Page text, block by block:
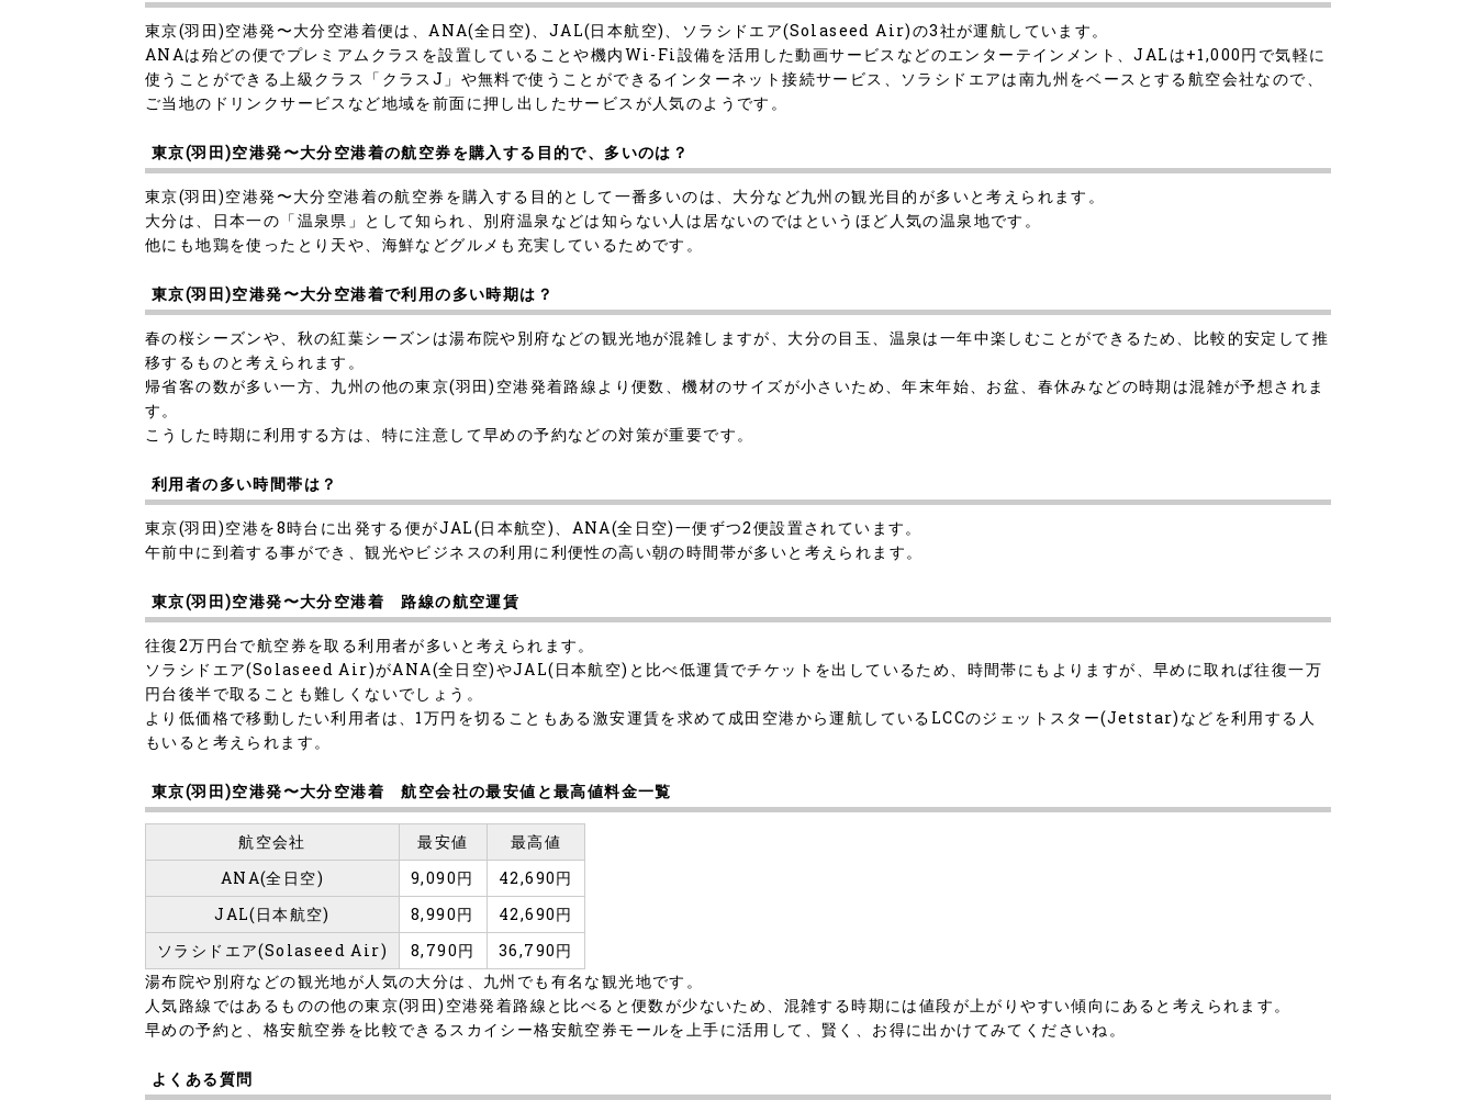
東京(羽田)空港発〜大分空港着便は、ANA(全日空)、JAL(日本航空)、ソラシドエア(Solaseed Air)の3社が運航しています。
ANAは殆どの便でプレミアムクラスを設置していることや機内Wi-Fi設備を活用した動画サービスなどのエンターテインメント、JALは+1,000円で気軽に
使うことができる上級クラス「クラスJ」や無料で使うことができるインターネット接続サービス、ソラシドエアは南九州をベースとする航空会社なので、
ご当地のドリンクサービスなど地域を前面に押し出したサービスが人気のようです。
東京(羽田)空港発〜大分空港着の航空券を購入する目的で、多いのは？
東京(羽田)空港発〜大分空港着の航空券を購入する目的として一番多いのは、大分など九州の観光目的が多いと考えられます。
大分は、日本一の「温泉県」として知られ、別府温泉などは知らない人は居ないのではというほど人気の温泉地です。
他にも地鶏を使ったとり天や、海鮮などグルメも充実しているためです。
東京(羽田)空港発〜大分空港着で利用の多い時期は？
春の桜シーズンや、秋の紅葉シーズンは湯布院や別府などの観光地が混雑しますが、大分の目玉、温泉は一年中楽しむことができるため、比較的安定して推
移するものと考えられます。
帰省客の数が多い一方、九州の他の東京(羽田)空港発着路線より便数、機材のサイズが小さいため、年末年始、お盆、春休みなどの時期は混雑が予想されま
す。
こうした時期に利用する方は、特に注意して早めの予約などの対策が重要です。
利用者の多い時間帯は？
東京(羽田)空港を8時台に出発する便がJAL(日本航空)、ANA(全日空)一便ずつ2便設置されています。
午前中に到着する事ができ、観光やビジネスの利用に利便性の高い朝の時間帯が多いと考えられます。
東京(羽田)空港発〜大分空港着 路線の航空運賃
往復2万円台で航空券を取る利用者が多いと考えられます。
ソラシドエア(Solaseed Air)がANA(全日空)やJAL(日本航空)と比べ低運賃でチケットを出しているため、時間帯にもよりますが、早めに取れば往復一万
円台後半で取ることも難しくないでしょう。
より低価格で移動したい利用者は、1万円を切ることもある激安運賃を求めて成田空港から運航しているLCCのジェットスター(Jetstar)などを利用する人
もいると考えられます。
東京(羽田)空港発〜大分空港着 航空会社の最安値と最高値料金一覧
航空会社 最安値
最高値
ANA(全日空)
9,090円
42,690円
JAL(日本航空)
8,990円
42,690円
ソラシドエア(Solaseed Air)
8,790円
36,790円
湯布院や別府などの観光地が人気の大分は、九州でも有名な観光地です。
人気路線ではあるものの他の東京(羽田)空港発着路線と比べると便数が少ないため、混雑する時期には値段が上がりやすい傾向にあると考えられます。
早めの予約と、格安航空券を比較できるスカイシー格安航空券モールを上手に活用して、賢く、お得に出かけてみてくださいね。
よくある質問